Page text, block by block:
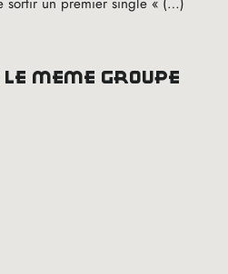
le même groupe